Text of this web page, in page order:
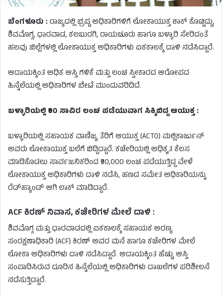
ಬೆಂಗಳೂರು :ರಾಜ್ಯದಲ್ಲಿ ಭ್ರಷ್ಟ ಅಧಿಕಾರಿಗಳಿಗೆ ಲೋಕಾಯುಕ್ತ ಶಾಕ್ ಕೊಟ್ಟಿದ್ದು,
ಶಿವಮೊಗ್ಗ, ಧಾರವಾಡ, ಕಲಬುರಗಿ, ರಾಯಚೂರು ಹಾಗೂ ಬಳ್ಳಾರಿ ಸೇರಿದಂತೆ
ಹಲವು ಜಿಲ್ಲೆಗಳಲ್ಲಿ ಲೋಕಾಯುಕ್ತ ಅಧಿಕಾರಿಗಳು ಏಕಕಾಲಕ್ಕೆ ದಾಳಿ ನಡೆಸಿದ್ದಾರೆ.
ಆದಾಯಕ್ಕಿಂತ ಅಧಿಕ ಆಸ್ತಿ ಗಳಿಕೆ ಮತ್ತು ಲಂಚ ಸ್ವೀಕಾರದ ಆರೋಪದ
ಹಿನ್ನೆಲೆಯಲ್ಲಿ ಅಧಿಕಾರಿಗಳ ಬೇಟೆ ಮುಂದುವರಿದಿದೆ.
ಬಳ್ಳಾರಿಯಲ್ಲಿ ₹90 ಸಾವಿರ ಲಂಚ ಪಡೆಯುವಾಗ ಸಿಕ್ಕಿಬಿದ್ದ ಆಯುಕ್ತ :
ಬಳ್ಳಾರಿಯಲ್ಲಿ ಸಹಾಯಕ ವಾಣಿಜ್ಯ ತೆರಿಗೆ ಆಯುಕ್ತ (ACTO) ಮಲ್ಲಿಕಾರ್ಜುನ್
ಅವರು ಲೋಕಾಯುಕ್ತ ಬಲೆಗೆ ಬಿದ್ದಿದ್ದಾರೆ. ಕಚೇರಿಯಲ್ಲಿ ಅಧಿಕೃತ ಕೆಲಸ
ಮಾಡಿಕೊಡಲು ಸಾರ್ವಜನಿಕರಿಂದ ₹90,000 ಲಂಚ ಪಡೆಯುತ್ತಿದ್ದ ವೇಳೆ
ಲೋಕಾಯುಕ್ತ ಅಧಿಕಾರಿಗಳು ದಾಳಿ ನಡೆಸಿ, ಹಣದ ಸಮೇತ ಅಧಿಕಾರಿಯನ್ನು
ರೆಡ್‌ಹ್ಯಾಂಡ್ ಆಗಿ ಲಾಕ್ ಮಾಡಿದ್ದಾರೆ.
ACF ಕಿರಣ್ ನಿವಾಸ, ಕಚೇರಿಗಳ ಮೇಲೆ ದಾಳಿ :
ಶಿವಮೊಗ್ಗ ಮತ್ತು ಧಾರವಾಡದಲ್ಲಿ ಏಕಕಾಲಕ್ಕೆ ಸಹಾಯಕ ಅರಣ್ಯ
ಸಂರಕ್ಷಣಾಧಿಕಾರಿ (ACF) ಕಿರಣ್ ಅವರ ಮನೆ ಹಾಗೂ ಕಚೇರಿಗಳ ಮೇಲೆ
ಲೋಕಾ ಅಧಿಕಾರಿಗಳು ದಾಳಿ ನಡೆಸಿದ್ದಾರೆ. ಆದಾಯಕ್ಕಿಂತ ಹೆಚ್ಚು ಆಸ್ತಿ
ಸಂಪಾದಿಸಿರುವ ದೂರಿನ ಹಿನ್ನೆಲೆಯಲ್ಲಿ ಅಧಿಕಾರಿಗಳು ದಾಖಲೆಗಳ ಪರಿಶೀಲನೆ
ನಡೆಸುತ್ತಿದ್ದಾರೆ.